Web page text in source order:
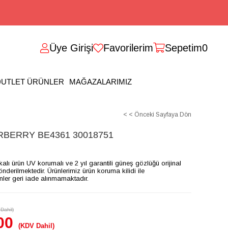
Üye Girişi Favorilerim Sepetim0
ÜRÜNLER MAĞAZALARIMIZ
< < Önceki Sayfaya Dön
BE4361 30018751
ürün UV korumalı ve 2 yıl garantili güneş gözlüğü orijinal
Ürünlerimiz ürün koruma kilidi ile
geri iade alınmamaktadır.
(KDV Dahil)